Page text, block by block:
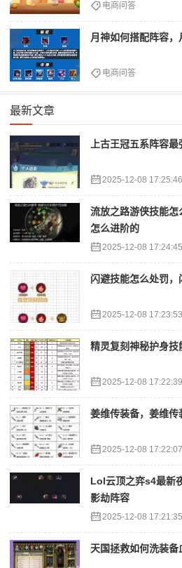
电商问答
月神如何搭配阵容
电商问答
最新文章
上古王冠五系阵容
2025-12-08 17:25:46
流放之路游侠技能
怎么进阶的
2025-12-08 17:24:45
闪避技能怎么处罚
2025-12-08 17:23:53
精灵复刻神秘护身技
2025-12-08 17:22:39
姜维传装备，姜维
2025-12-08 17:22:07
Lol云顶之弈s4最新
影劫阵容
2025-12-08 17:21:35
天国拯救如何洗装